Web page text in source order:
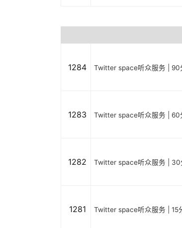
1284 Twitter space听众服务 | 90
1283 Twitter space听众服务 | 60
1282 Twitter space听众服务 | 30
1281 Twitter space听众服务 | 15